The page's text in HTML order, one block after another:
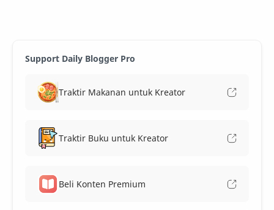
Support Daily Blogger Pro
Traktir Makanan untuk Kreator
Traktir Buku untuk Kreator
Beli Konten Premium